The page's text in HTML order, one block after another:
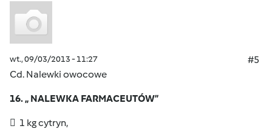
wt., 09/03/2013 - 11:27
#5
Cd. Nalewki owocowe
16. „ NALEWKA FARMACEUTÓW”
 1 kg cytryn,